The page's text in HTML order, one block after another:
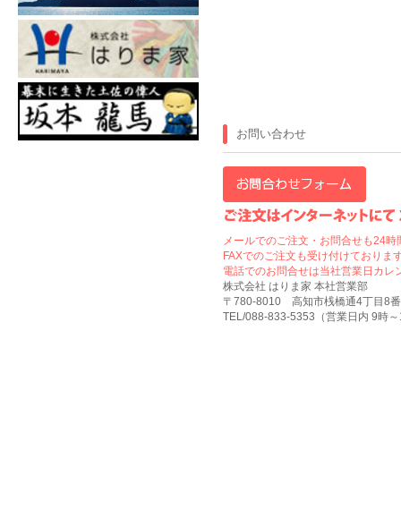
お問い合わせ
メールでのご注文・お問合せも24
FAXでのご注文も受け付けておりま
電話でのお問合せは当社営業日カレ
株式会社 はりま家 本社営業部
〒780-8010 高知市桟橋通4丁目8
TEL/088-833-5353（営業日内 9時